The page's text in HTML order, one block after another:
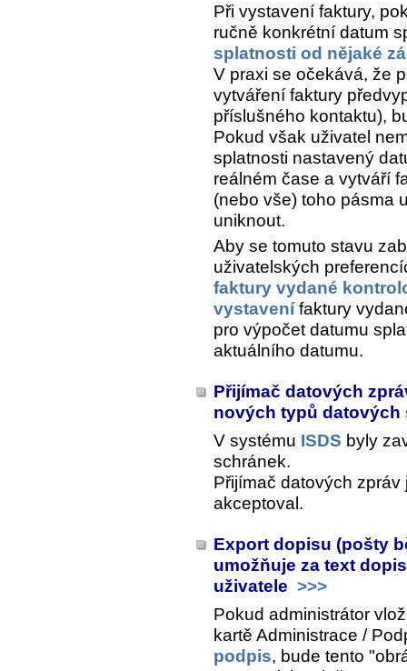
Při vystavení faktury,
ručně konkrétní datum
splatnosti od nějaké
V praxi se očekává, že
vytváření faktury
příslušného kontaktu),
Pokud však uživatel
splatnosti nastavený
reálném čase a vytváří
(nebo vše) toho pásma
uniknout.
Aby se tomuto stavu
uživatelských
faktury vydané
vystavenífaktury
pro výpočet datumu
aktuálního datumu.
Přijímač datových
nových typů
V systému ISDS byly
schránek.
Přijímač datových
akceptoval.
Export dopisu (pošty
umožňuje za text
uživatele >>>
Pokud administrátor
kartě Administrace /
podpis, bude tento